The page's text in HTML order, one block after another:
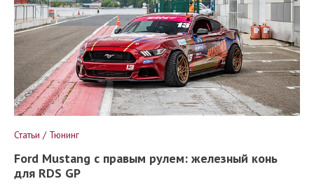
Статьи / Тюнинг
Ford Mustang с правым рулем: железный конь
для RDS GP